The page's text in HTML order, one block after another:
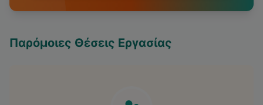
Παρόμοιες Θέσεις Εργασίας